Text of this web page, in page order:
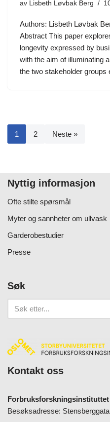
av Lisbeth Løvbak Berg
Authors: Lisbeth Løvbak
Abstract This paper
longevity expressed by
with the aim of illuminating
the two stakeholder
1 2 Neste »
Nyttig informasjon
Ofte stilte spørsmål
Myter og sannheter om ullvask
Garderobestudier
Presse
Søk
Kontakt oss
Forbruksforskningsinstituttet
Besøksadresse: